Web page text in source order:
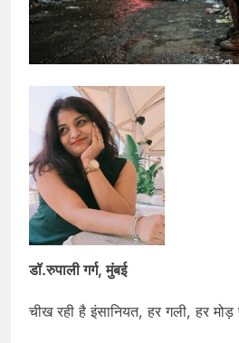
डॉ.रुपाली गर्ग, मुंबई
चीख रही है इंसानियत, हर गली, हर मोड़